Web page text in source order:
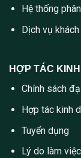
Hệ thống
Dịch vụ khách
HỢP TÁC
Chính sách
Hợp tác kinh
Tuyển dụng
Lý do làm